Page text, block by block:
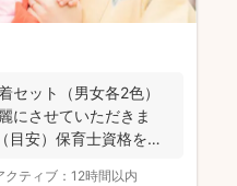
セット（男女各2色）
にさせていただきま
安）保育士資格を持
クティブ： 12時間以内